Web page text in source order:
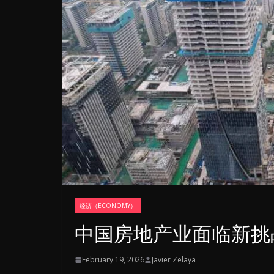
经济（ECONOMY）
中国房地产业面临新
February 19, 2026 Javier Zelaya